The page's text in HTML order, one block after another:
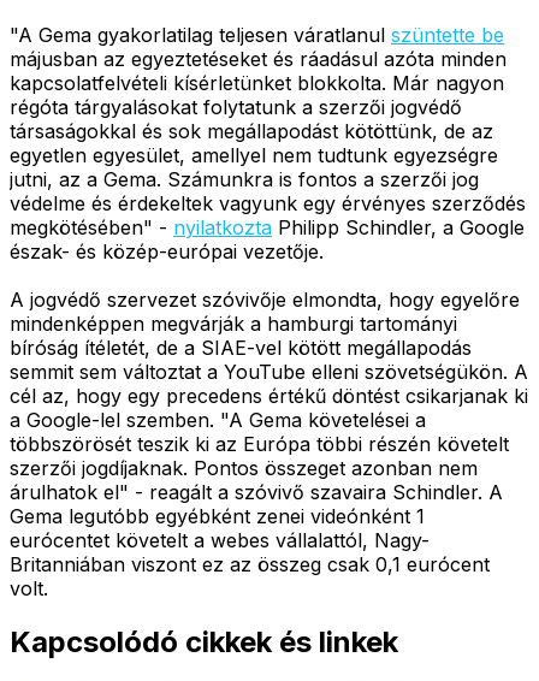
"A Gema gyakorlatilag teljesen váratlanul szüntette be
májusban az egyeztetéseket és ráadásul azóta minden
kapcsolatfelvételi kísérletünket blokkolta. Már nagyon
régóta tárgyalásokat folytatunk a szerzői jogvédő
társaságokkal és sok megállapodást kötöttünk, de az
egyetlen egyesület, amellyel nem tudtunk egyezségre
jutni, az a Gema. Számunkra is fontos a szerzői jog
védelme és érdekeltek vagyunk egy érvényes szerződés
megkötésében" - nyilatkozta Philipp Schindler, a Google
észak- és közép-európai vezetője.
A jogvédő szervezet szóvivője elmondta, hogy egyelőre
mindenképpen megvárják a hamburgi tartományi
bíróság ítéletét, de a SIAE-vel kötött megállapodás
semmit sem változtat a YouTube elleni szövetségükön. A
cél az, hogy egy precedens értékű döntést csikarjanak ki
a Google-lel szemben. "A Gema követelései a
többszörösét teszik ki az Európa többi részén követelt
szerzői jogdíjaknak. Pontos összeget azonban nem
árulhatok el" - reagált a szóvivő szavaira Schindler. A
Gema legutóbb egyébként zenei videónként 1
eurócentet követelt a webes vállalattól, Nagy-
Britanniában viszont ez az összeg csak 0,1 eurócent
volt.
Kapcsolódó cikkek és linkek